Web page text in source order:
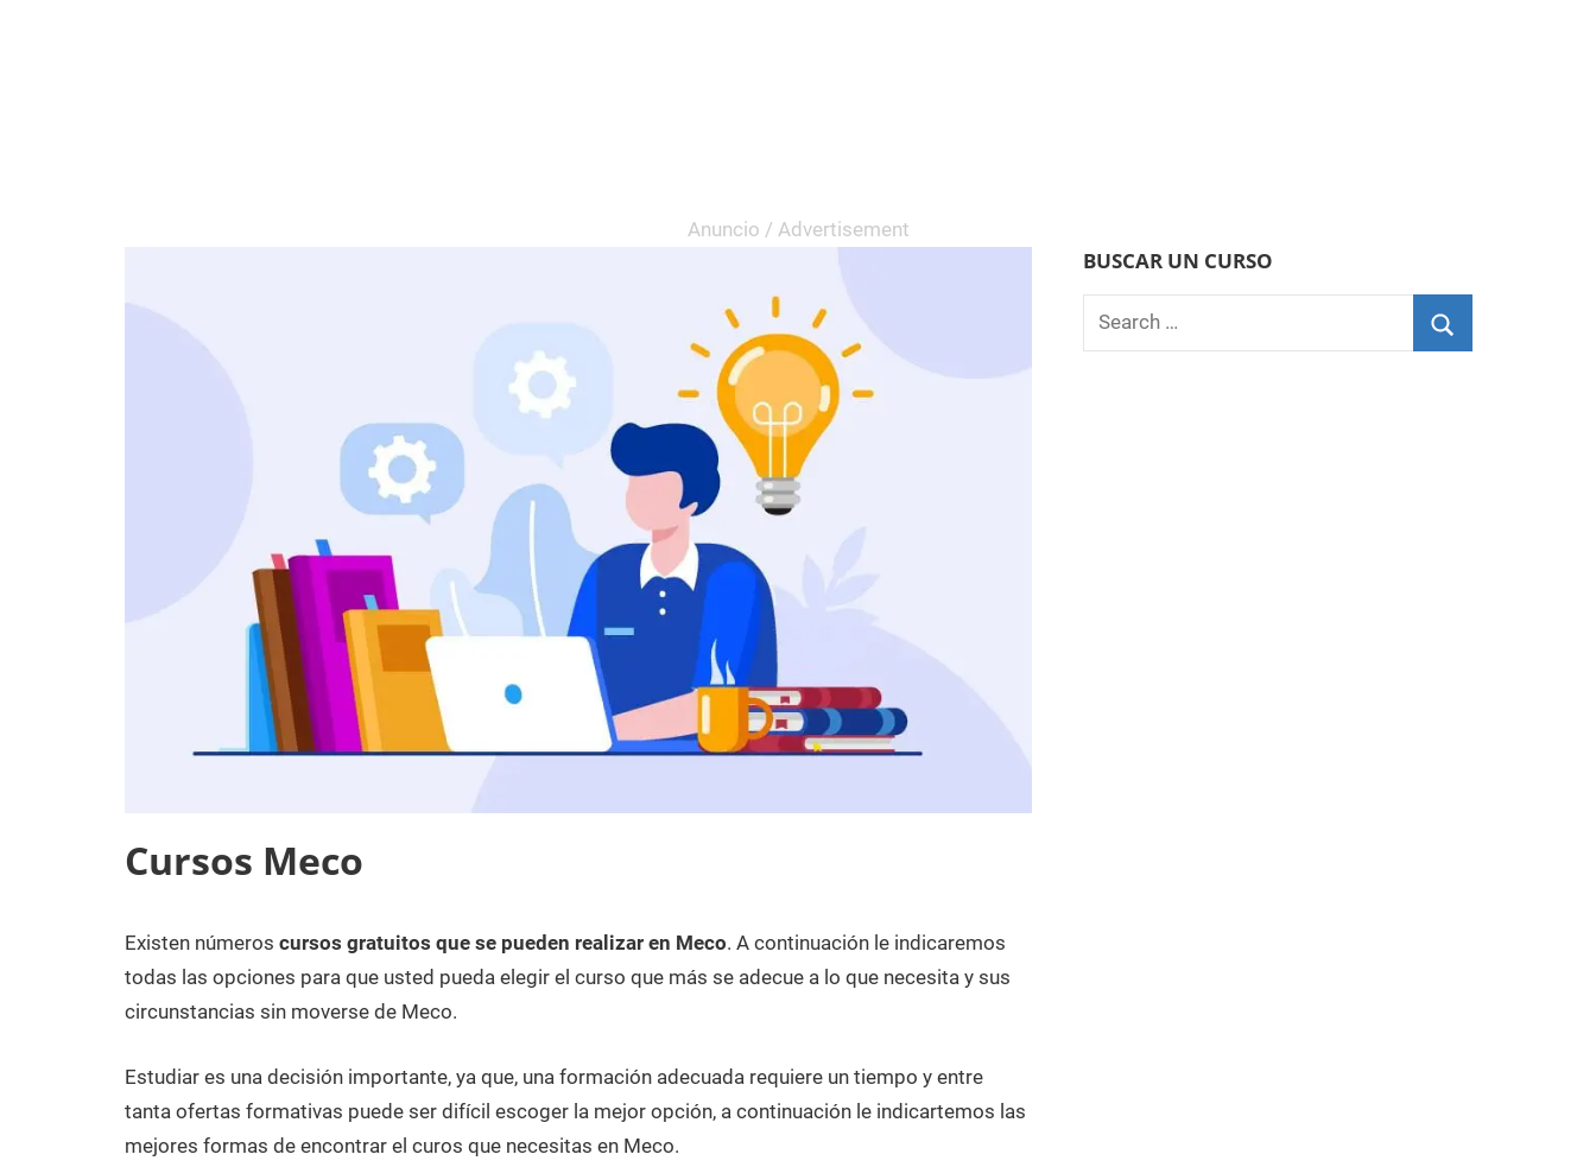
Cursos Meco
4
de
febrero
2021
Maria
Cursos
en
Madrid
Existen números cursos gratuitos que se pueden realizar en Meco. A continuación le indicaremos
todas las opciones para que usted pueda elegir el curso que más se adecue a lo que necesita y sus
circunstancias sin moverse de Meco.
Estudiar es una decisión importante, ya que, una formación adecuada requiere un tiempo y entre
tanta ofertas formativas puede ser difícil escoger la mejor opción, a continuación le indicartemos las
mejores formas de encontrar el curos que necesitas en Meco.
BUSCAR UN CURSO
Search